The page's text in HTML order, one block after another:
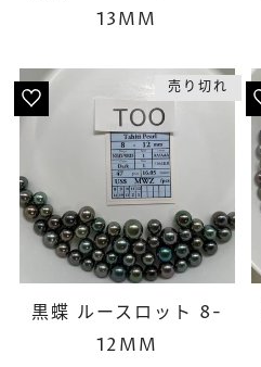
13MM
売り切れ
黒蝶 ルースロット 8-
12MM